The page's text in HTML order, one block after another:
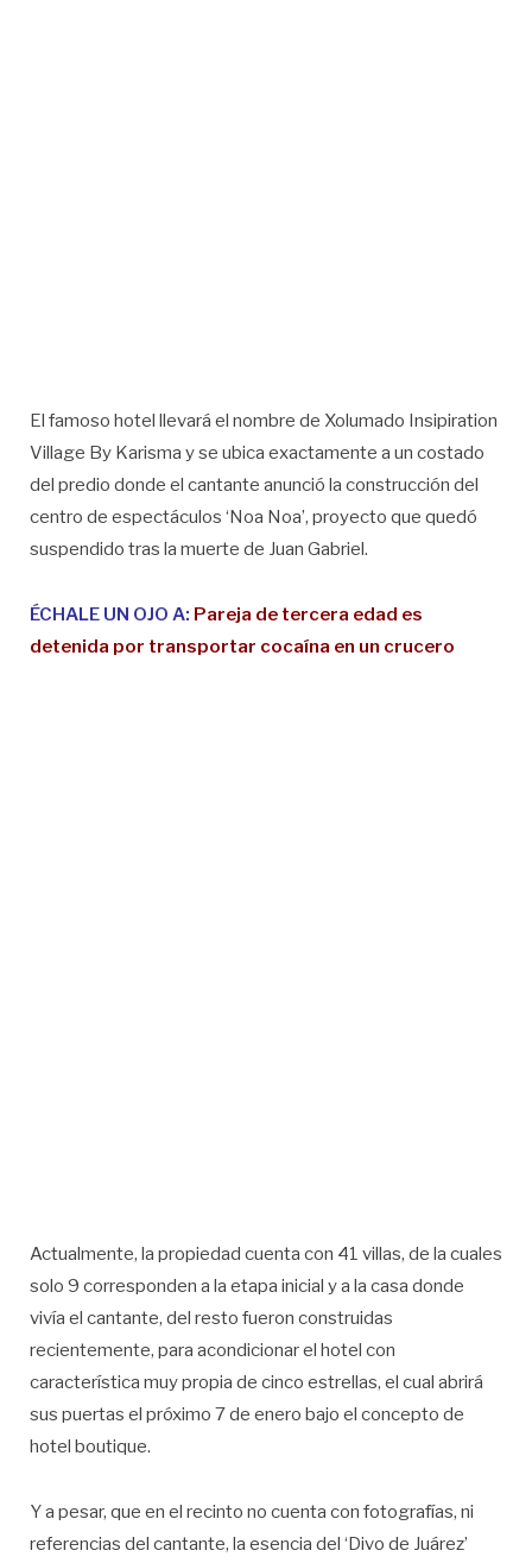
El famoso hotel llevará el nombre de Xolumado Insipiration
Village By Karisma y se ubica exactamente a un costado
del predio donde el cantante anunció la construcción del
centro de espectáculos ‘Noa Noa’, proyecto que quedó
suspendido tras la muerte de Juan Gabriel.
ÉCHALE UN OJO A: Pareja de tercera edad es
detenida por transportar cocaína en un crucero
Actualmente, la propiedad cuenta con 41 villas, de la cuales
solo 9 corresponden a la etapa inicial y a la casa donde
vivía el cantante, del resto fueron construidas
recientemente, para acondicionar el hotel con
característica muy propia de cinco estrellas, el cual abrirá
sus puertas el próximo 7 de enero bajo el concepto de
hotel boutique.
Y a pesar, que en el recinto no cuenta con fotografías, ni
referencias del cantante, la esencia del ‘Divo de Juárez’